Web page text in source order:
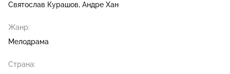
Святослав Курашов Андре Хан
Жанр:
Мелодрама
Страна: